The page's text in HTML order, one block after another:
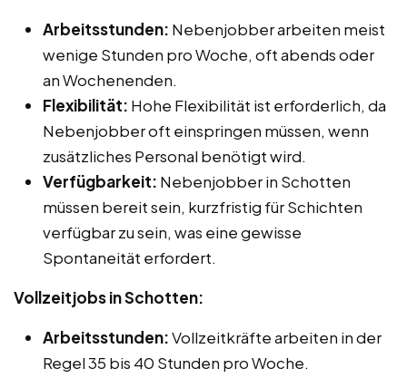
Arbeitsstunden: Nebenjobber arbeiten meist
wenige Stunden pro Woche, oft abends oder
an Wochenenden.
Flexibilität: Hohe Flexibilität ist erforderlich, da
Nebenjobber oft einspringen müssen, wenn
zusätzliches Personal benötigt wird.
Verfügbarkeit: Nebenjobber in Schotten
müssen bereit sein, kurzfristig für Schichten
verfügbar zu sein, was eine gewisse
Spontaneität erfordert.
Vollzeitjobs in Schotten:
Arbeitsstunden:Vollzeitkräfte arbeiten in der
Regel 35 bis 40 Stunden pro Woche.